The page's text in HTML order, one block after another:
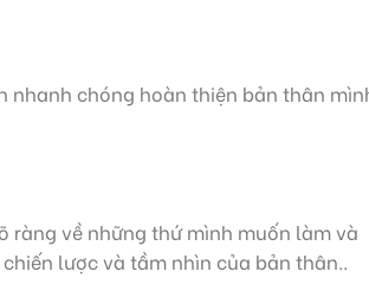
nhanh chóng hoàn thiện bản thân
ràng về những thứ mình muốn làm và
lược và tầm nhìn của bản thân..